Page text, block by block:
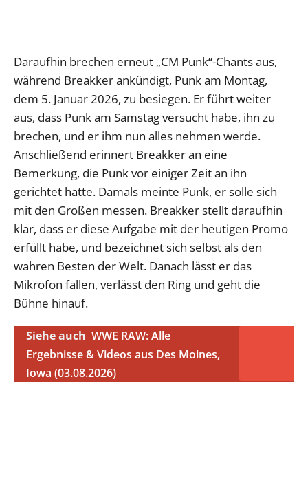
Daraufhin brechen erneut „CM Punk“-Chants aus,
während Breakker ankündigt, Punk am Montag,
dem 5. Januar 2026, zu besiegen. Er führt weiter
aus, dass Punk am Samstag versucht habe, ihn zu
brechen, und er ihm nun alles nehmen werde.
Anschließend erinnert Breakker an eine
Bemerkung, die Punk vor einiger Zeit an ihn
gerichtet hatte. Damals meinte Punk, er solle sich
mit den Großen messen. Breakker stellt daraufhin
klar, dass er diese Aufgabe mit der heutigen Promo
erfüllt habe, und bezeichnet sich selbst als den
wahren Besten der Welt. Danach lässt er das
Mikrofon fallen, verlässt den Ring und geht die
Bühne hinauf.
Siehe auch WWE RAW: Alle
Ergebnisse & Videos aus Des Moines,
Iowa (03.08.2026)